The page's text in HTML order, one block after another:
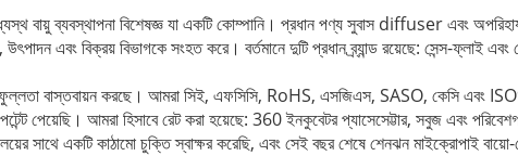
বায়ু ব্যবস্থাপনা বিশেষজ্ঞ যা একটি কোম্পানি। প্রধান পণ্য সুবাস diffuser এবং
এবং বিক্রয় বিভাগকে সংহত করে। বর্তমানে দুটি প্রধান ব্র্যান্ড রয়েছে: সেন্স-ফ্লাই
বাস্তবায়ন করছে। আমরা সিই, এফসিসি, RoHS, এসজিএস, SASO, কেসি এবং
পেয়েছি। আমরা হিসাবে রেট করা হয়েছে: 360 ইনকুবেটর প্যাসেসেট্টার, সবুজ এবং
সাথে একটি কাঠামো চুক্তি স্বাক্ষর করেছি, এবং সেই বছর শেষে শেনঝন মাইক্রোপাই